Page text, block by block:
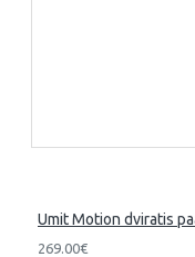
Umit Motion dviratis
269.00€